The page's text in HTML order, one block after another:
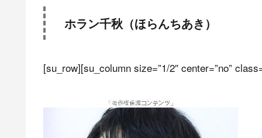
ホラン千秋（ほらんちあき）
[su_row][su_column size=”1/2″ center=”no”